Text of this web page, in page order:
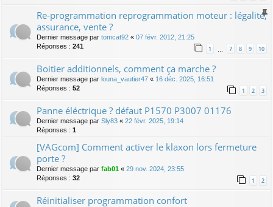
Re-programmation reprogrammation moteur : légalité,
assurance, vente ?
Dernier message par tomcat92 « 07 févr. 2012, 21:25
Réponses : 241 1 7 8 9 10
Boitier additionnels, comment ça marche ?
Dernier message par louna_vautier47 « 16 déc. 2025, 16:51
Réponses : 52 1 2 3
Panne éléctrique ? défaut P1570 P3007 01176
Dernier message par Sly83 « 22 févr. 2025, 19:14
Réponses : 1
[VAGcom] Comment activer le klaxon lors fermeture
porte ?
Dernier message par fab01 « 29 nov. 2024, 23:55
Réponses : 32 1 2
Réinitialiser programmation confort